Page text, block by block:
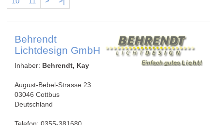
Behrendt
Lichtdesign GmbH
Inhaber: Behrendt, Kay
August-Bebel-Strasse 23
03046 Cottbus
Deutschland